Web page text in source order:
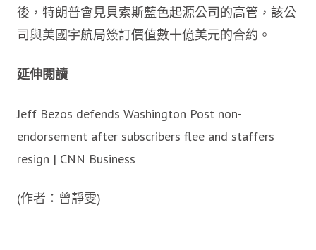
後，特朗普會見貝索斯藍色起源公司的高管，該公
司與美國宇航局簽訂價值數十億美元的合約。
延伸閱讀
Jeff Bezos defends Washington Post non-
endorsement after subscribers flee and staffers
resign | CNN Business
(作者：曾靜雯)